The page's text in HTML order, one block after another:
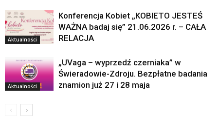
Aktualności
Konferencja Kobiet „KOBIETO JESTEŚ
WAŻNA badaj się” 21.06.2026 r. – CAŁA
RELACJA
Aktualności
„UVaga – wyprzedź czerniaka” w
Świeradowie-Zdroju. Bezpłatne badania
znamion już 27 i 28 maja